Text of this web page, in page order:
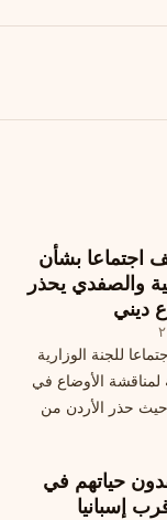
اجتماعا بشأن
والصفدي يحذر
ديني
للجنة الوزارية
لمناقشة الأوضاع في
حذر الأردن من
عن نقل سفاراتها إلى
في المنطقة
حياتهم في
إسبانيا